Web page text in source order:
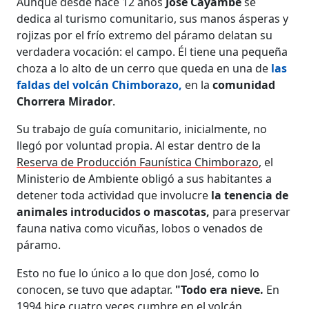
dedica al turismo comunitario, sus manos ásperas y
rojizas por el frío extremo del páramo delatan su
verdadera vocación: el campo. Él tiene una pequeña
choza a lo alto de un cerro que queda en una de las
faldas del volcán Chimborazo, en lacomunidad
Chorrera Mirador.
Su trabajo de guía comunitario, inicialmente, no
llegó por voluntad propia. Al estar dentro de la
Reserva de Producción Faunística Chimborazo, el
Ministerio de Ambiente obligó a sus habitantes a
detener toda actividad que involucre la tenencia de
animales introducidos o mascotas, para preservar
fauna nativa como vicuñas, lobos o venados de
páramo.
Esto no fue lo único a lo que don José, como lo
conocen, se tuvo que adaptar. "Todo era nieve. En